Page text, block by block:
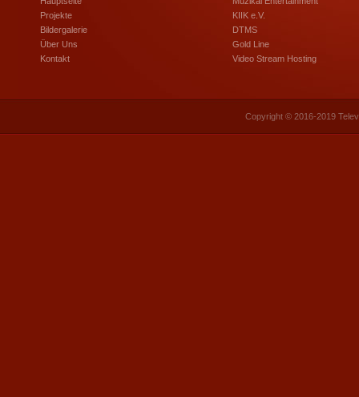
Projekte
Bildergalerie
Über Uns
Kontakt
KIIK e.V.
DTMS
Gold Line
Video Stream Hosting
Copyright © 2016-2019